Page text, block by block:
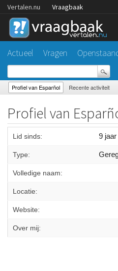
Vertalen.nu Vraagbaak
Actueel Vragen
Profiel van Esparñol Recente activiteit
Profiel van
Lid sinds: 9
Type:
Volledige naam:
Locatie:
Website:
Over mij: